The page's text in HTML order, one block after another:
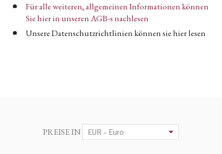
Für alle weiteren, allgemeinen Informationen können
Sie hier in unseren AGB-s nachlesen
Unsere Datenschutzrichtlinien können sie hier lesen
PREISE IN